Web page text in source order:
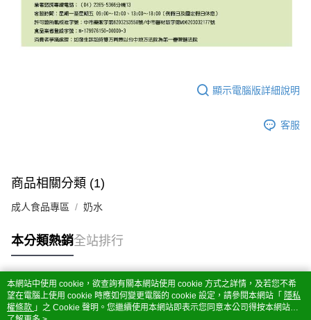
顯示電腦版詳細說明
客服
商品相關分類 (1)
成人食品專區 奶水
本分類熱銷全站排行
熱門標籤
本網站中使用 cookie，欲查詢有關本網站使用 cookie 方式之詳情，及若您不希
望在電腦上使用 cookie 時應如何變更電腦的 cookie 設定，請參閱本網站「 隱私
權條款 」之 Cookie 聲明。您繼續使用本網站即表示您同意本公司得按本網站使